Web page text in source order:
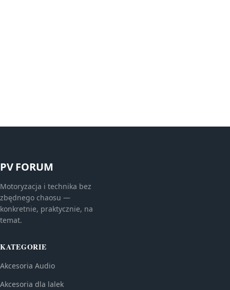
PV FORUM
Motoryzacja i technika bez
zbędnego chaosu —
konkretnie, praktycznie, na
temat.
KATEGORIE
Akcesoria Audio
Akcesoria dla lalek